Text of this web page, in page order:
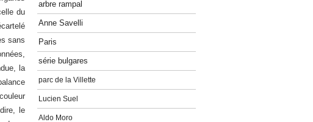
du
sans
la
le
arbre rampal
Anne Savelli
Paris
série bulgares
parc de la Villette
Lucien Suel
Aldo Moro